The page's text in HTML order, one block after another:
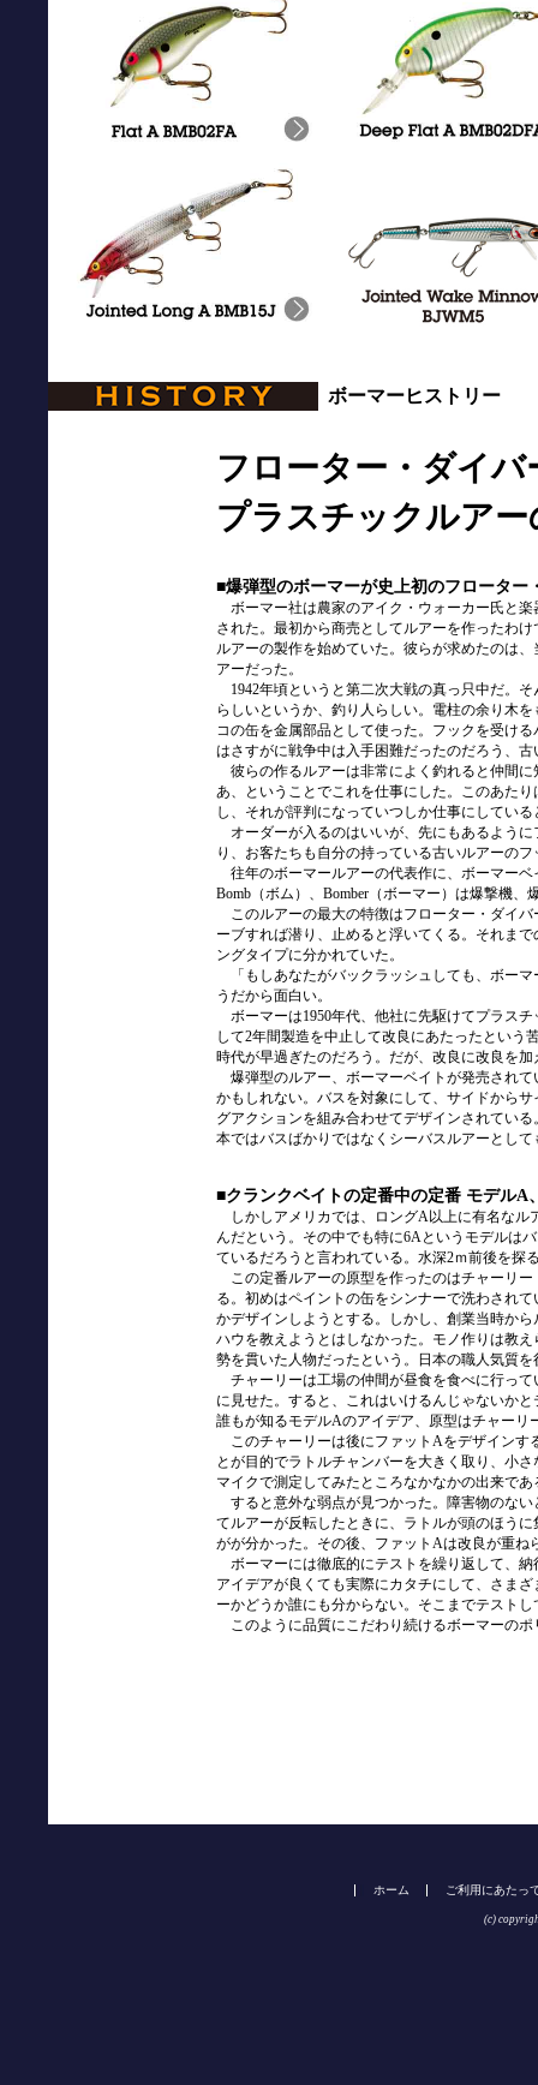
ボーマーヒストリー
フローター・ダイ
プラスチックルア
■爆弾型のボーマーが史上初のフローター
ボーマー社は農家のアイク・ウォーカー氏と
された。最初から商売としてルアーを作ったわ
ルアーの製作を始めていた。彼らが求めたのは
アーだった。
1942年頃というと第二次大戦の真っ只中だ。
らしいというか、釣り人らしい。電柱の余り木
コの缶を金属部品として使った。フックを受け
はさすがに戦争中は入手困難だったのだろう、
彼らの作るルアーは非常によく釣れると仲間
あ、ということでこれを仕事にした。このあた
し、それが評判になっていつしか仕事にしてい
オーダーが入るのはいいが、先にもあるよう
り、お客たちも自分の持っている古いルアーの
往年のボーマールアーの代表作に、ボーマー
Bomb（ボム）、Bomber（ボーマー）は爆撃機
このルアーの最大の特徴はフローター・ダイ
ーブすれば潜り、止めると浮いてくる。それま
ングタイプに分かれていた。
「もしあなたがバックラッシュしても、ボー
うだから面白い。
ボーマーは1950年代、他社に先駆けてプラス
して2年間製造を中止して改良にあたったという
時代が早過ぎたのだろう。だが、改良に改良を
爆弾型のルアー、ボーマーベイトが発売され
かもしれない。バスを対象にして、サイドから
グアクションを組み合わせてデザインされてい
本ではバスばかりではなくシーバスルアーとし
■クランクベイトの定番中の定番 モデルA
しかしアメリカでは、ロングA以上に有名なル
んだという。その中でも特に6Aというモデルは
ているだろうと言われている。水深2ｍ前後を探
この定番ルアーの原型を作ったのはチャーリー
る。初めはペイントの缶をシンナーで洗わされ
かデザインしようとする。しかし、創業当時か
ハウを教えようとはしなかった。モノ作りは教
勢を貫いた人物だったという。日本の職人気質を
チャーリーは工場の仲間が昼食を食べに行っ
に見せた。すると、これはいけるんじゃないか
誰もが知るモデルAのアイデア、原型はチャーリ
このチャーリーは後にファットAをデザインす
とが目的でラトルチャンバーを大きく取り、小
マイクで測定してみたところなかなかの出来で
すると意外な弱点が見つかった。障害物のな
てルアーが反転したときに、ラトルが頭のほう
がが分かった。その後、ファットAは改良が重
ボーマーには徹底的にテストを繰り返して、
アイデアが良くても実際にカタチにして、さま
ーかどうか誰にも分からない。そこまでテスト
このように品質にこだわり続けるボーマーの
ホーム ご利用にあたっ
(c)